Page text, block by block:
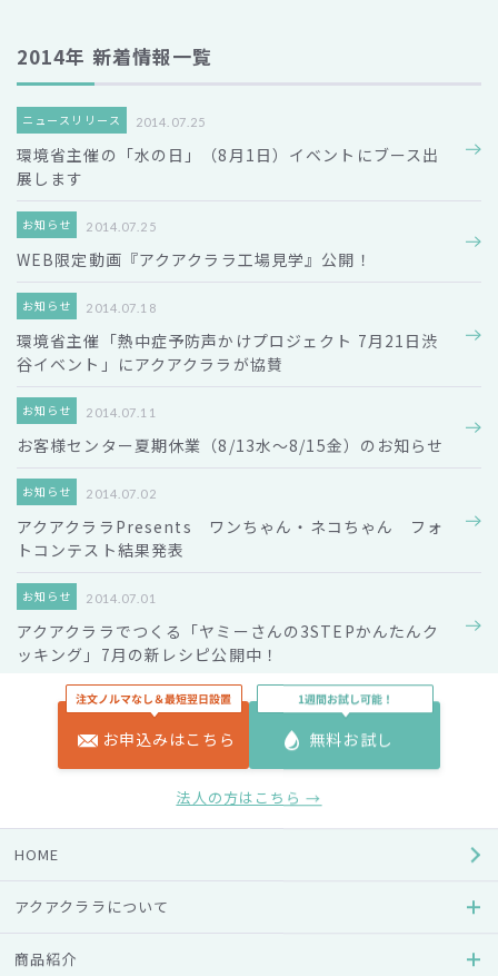
2014年 新着情報一覧
ニュースリリース 2014.07.25
環境省主催の「水の日」（8月1日）イベントにブース出
展します
お知らせ 2014.07.25
WEB限定動画『アクアクララ工場見学』公開！
お知らせ 2014.07.18
環境省主催「熱中症予防声かけプロジェクト 7月21日渋
谷イベント」にアクアクララが協賛
お知らせ 2014.07.11
お客様センター夏期休業（8/13水～8/15金）のお知らせ
お知らせ 2014.07.02
アクアクララPresents ワンちゃん・ネコちゃん フォ
トコンテスト結果発表
お知らせ 2014.07.01
アクアクララでつくる「ヤミーさんの3STEPかんたんク
ッキング」7月の新レシピ公開中！
お知らせ 2014.06.05
米倉涼子さん出演の新TVCM 6/6（金）より全国一斉オ
重力体験ツアーが当たるキャンペーン中
お知らせ 2014.05.30
秀味覚賞』を受賞！
お申込みはこちら 無料お試し
法人の方はこちら →
HOME
アクアクララについて
商品紹介